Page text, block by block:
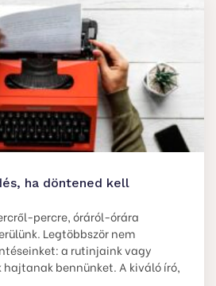
ha döntened kell
percre, óráról-órára
Legtöbbször nem
a rutinjaink vagy
bennünket. A kiváló író,